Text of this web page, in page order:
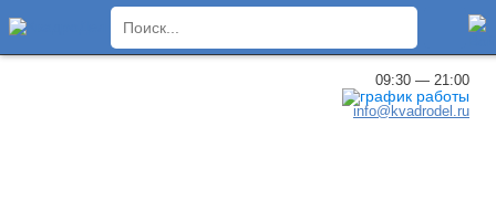
09:30 — 21:00
info@kvadrodel.ru
×